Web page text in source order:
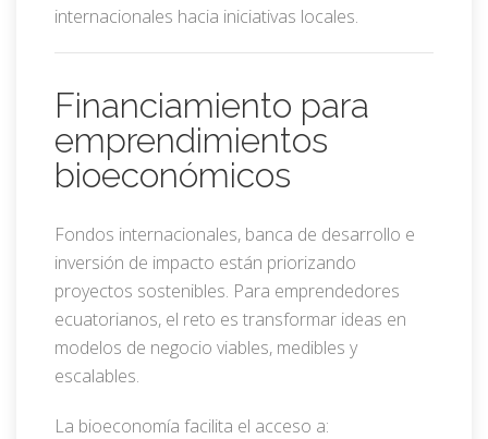
internacionales hacia iniciativas locales.
Financiamiento para
emprendimientos
bioeconómicos
Fondos internacionales, banca de desarrollo e
inversión de impacto están priorizando
proyectos sostenibles. Para emprendedores
ecuatorianos, el reto es transformar ideas en
modelos de negocio viables, medibles y
escalables.
La bioeconomía facilita el acceso a: